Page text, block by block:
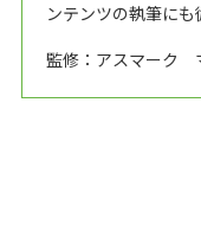
ンテンツの執筆にも
監修：アスマーク